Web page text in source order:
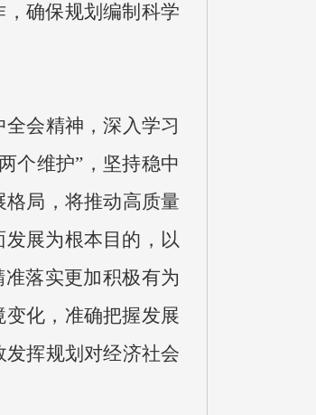
确保规划编制科学
会精神，深入学习
个维护”，坚持稳中
局，将推动高质量
展为根本目的，以
落实更加积极有为
化，准确把握发展
挥规划对经济社会